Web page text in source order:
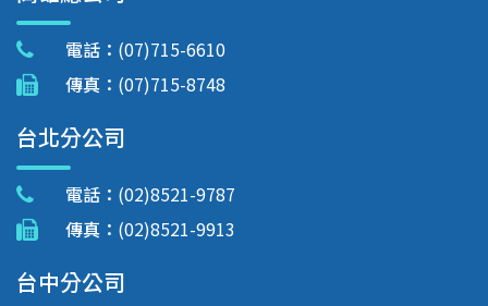
電話： (07)715-6610
傳真： (07)715-8748
台北分公司
電話： (02)8521-9787
傳真： (02)8521-9913
台中分公司